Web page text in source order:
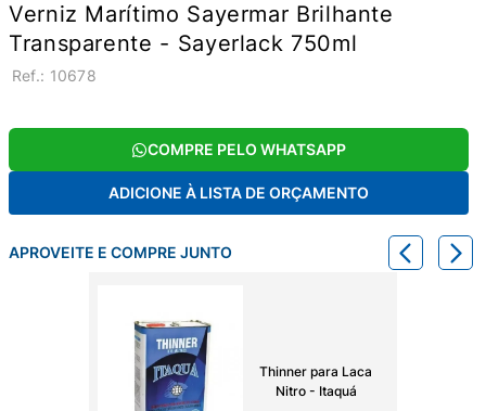
Verniz Marítimo Sayermar Brilhante
Transparente - Sayerlack 750ml
: 10678
COMPRE PELO WHATSAPP
ADICIONE À LISTA DE ORÇAMENTO
APROVEITE E COMPRE JUNTO
Thinner para Laca
Nitro - Itaquá